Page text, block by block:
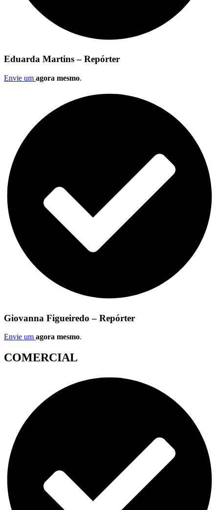
Eduarda Martins – Repórter
Envie um agora mesmo.
Giovanna Figueiredo – Repórter
Envie um agora mesmo.
COMERCIAL